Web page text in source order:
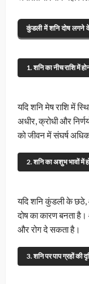
कुंडली में शनि दोष लगने
1. शनि का नीच राशि में
यदि शनि मेष राशि में
अधीर, क्रोधी और
को जीवन में संघर्ष
2. शनि का अशुभ भावों में
यदि शनि कुंडली के छठे,
दोष का कारण बनता
और रोग दे सकता है।
3. शनि पर पाप ग्रहों की